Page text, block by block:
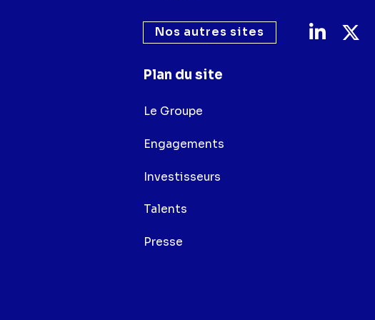
Plan du site
Le Groupe
Engagements
Investisseurs
Talents
Presse
Nos autres sites